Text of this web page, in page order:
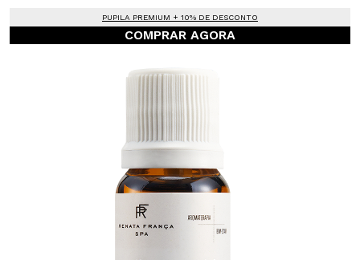
PUPILA PREMIUM + 10% DE DESCONTO
COMPRAR AGORA